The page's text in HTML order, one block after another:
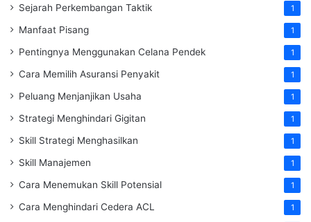
Sejarah Perkembangan Taktik 1
Manfaat Pisang 1
Pentingnya Menggunakan Celana Pendek 1
Cara Memilih Asuransi Penyakit 1
Peluang Menjanjikan Usaha 1
Strategi Menghindari Gigitan 1
Skill Strategi Menghasilkan 1
Skill Manajemen 1
Cara Menemukan Skill Potensial 1
Cara Menghindari Cedera ACL 1